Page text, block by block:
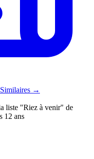
Similaires →